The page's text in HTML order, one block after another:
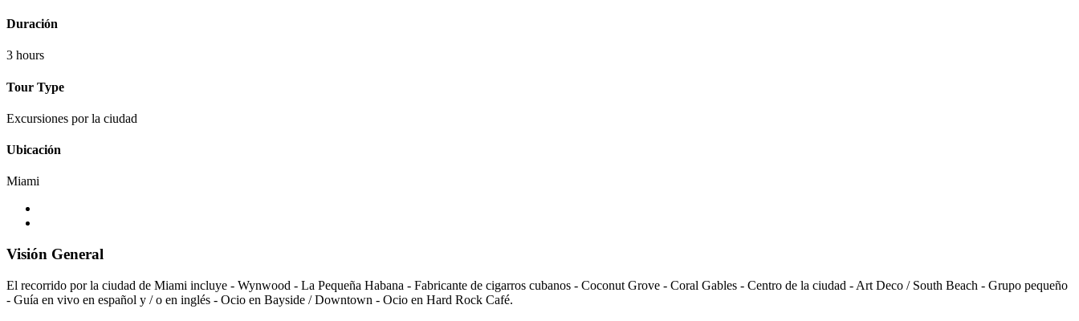
Duración
3 hours
Tour Type
Excursiones por la ciudad
Ubicación
Miami
Visión General
El recorrido por la ciudad de Miami incluye - Wynwood - La Pequeña Habana - Fabricante de cigarros cubanos - Coconut Grove - Coral Gables - Centro de la ciudad - Art Deco / South Beach - Grupo pequeño
- Guía en vivo en español y / o en inglés - Ocio en Bayside / Downtown - Ocio en Hard Rock Café.